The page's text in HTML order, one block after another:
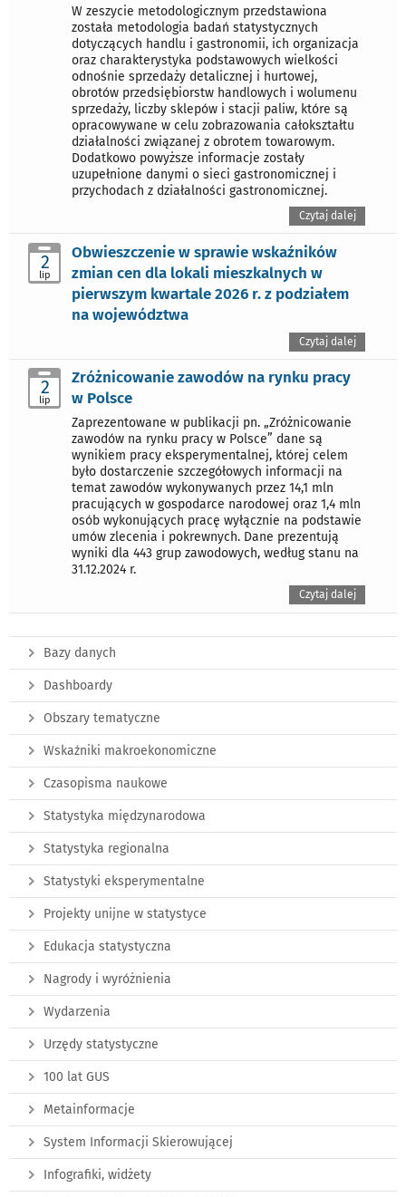
W zeszycie metodologicznym przedstawiona
została metodologia badań statystycznych
dotyczących handlu i gastronomii, ich organizacja
oraz charakterystyka podstawowych wielkości
odnośnie sprzedaży detalicznej i hurtowej,
obrotów przedsiębiorstw handlowych i wolumenu
sprzedaży, liczby sklepów i stacji paliw, które są
opracowywane w celu zobrazowania całokształtu
działalności związanej z obrotem towarowym.
Dodatkowo powyższe informacje zostały
uzupełnione danymi o sieci gastronomicznej i
przychodach z działalności gastronomicznej.
Czytaj dalej
2
lip
Obwieszczenie w sprawie wskaźników
zmian cen dla lokali mieszkalnych w
pierwszym kwartale 2026 r. z podziałem
na województwa
Czytaj dalej
2
lip
Zróżnicowanie zawodów na rynku pracy
w Polsce
Zaprezentowane w publikacji pn. „Zróżnicowanie
zawodów na rynku pracy w Polsce” dane są
wynikiem pracy eksperymentalnej, której celem
było dostarczenie szczegółowych informacji na
temat zawodów wykonywanych przez 14,1 mln
pracujących w gospodarce narodowej oraz 1,4 mln
osób wykonujących pracę wyłącznie na podstawie
umów zlecenia i pokrewnych. Dane prezentują
wyniki dla 443 grup zawodowych, według stanu na
31.12.2024 r.
Czytaj dalej
Bazy danych
Dashboardy
Obszary tematyczne
Wskaźniki makroekonomiczne
Czasopisma naukowe
Statystyka międzynarodowa
Statystyka regionalna
Statystyki eksperymentalne
Projekty unijne w statystyce
Edukacja statystyczna
Nagrody i wyróżnienia
Wydarzenia
Urzędy statystyczne
100 lat GUS
Metainformacje
System Informacji Skierowującej
Infografiki, widżety